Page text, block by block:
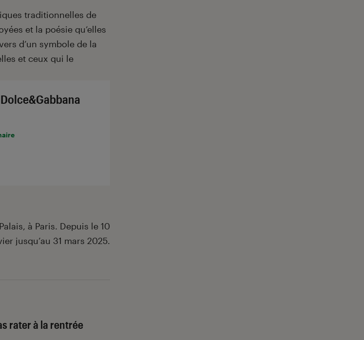
traditionnelles de
et la poésie qu’elles
d’un symbole de la
et ceux qui le
à Paris. Depuis le 10
jusqu’au 31 mars 2025.
rater à la rentrée